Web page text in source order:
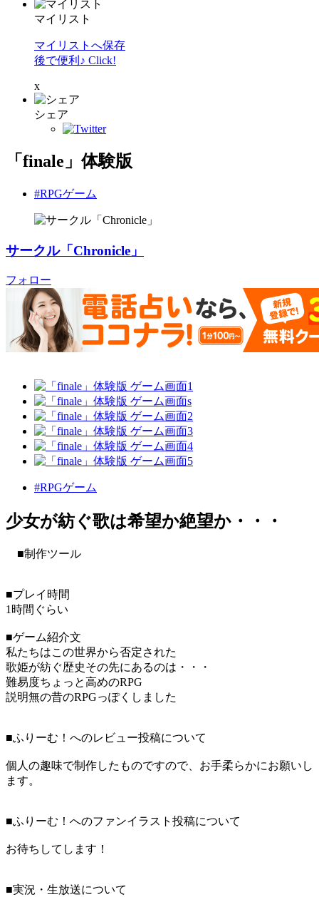
マイリスト
マイリストへ保存
後で便利♪ Click!
x
シェア
「finale」体験版
#RPGゲーム
サークル「Chronicle」
フォロー
#RPGゲーム
少女が紡ぐ歌は希望か絶望か・・・
■制作ツール
■プレイ時間
1時間ぐらい
■ゲーム紹介文
私たちはこの世界から否定された
歌姫が紡ぐ歴史その先にあるのは・・・
難易度ちょっと高めのRPG
説明無の昔のRPGっぽくしました
■ふりーむ！へのレビュー投稿について
個人の趣味で制作したものですので、お手柔らかにお願いし
ます。
■ふりーむ！へのファンイラスト投稿について
お待ちしてします！
■実況・生放送について